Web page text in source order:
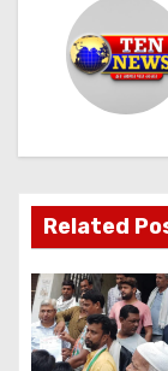
v
i
g
a
t
Related